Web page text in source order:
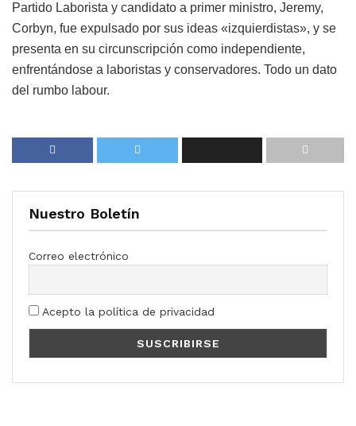
Partido Laborista y candidato a primer ministro, Jeremy,
Corbyn, fue expulsado por sus ideas «izquierdistas», y se
presenta en su circunscripción como independiente,
enfrentándose a laboristas y conservadores. Todo un dato
del rumbo labour.
Nuestro Boletín
Correo electrónico
Acepto la política de privacidad